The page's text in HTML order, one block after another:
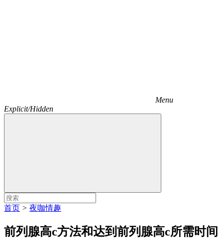
Menu
Explicit/Hidden
首页 > 夜咖情趣
前列腺高c方法和达到前列腺高c所需时间